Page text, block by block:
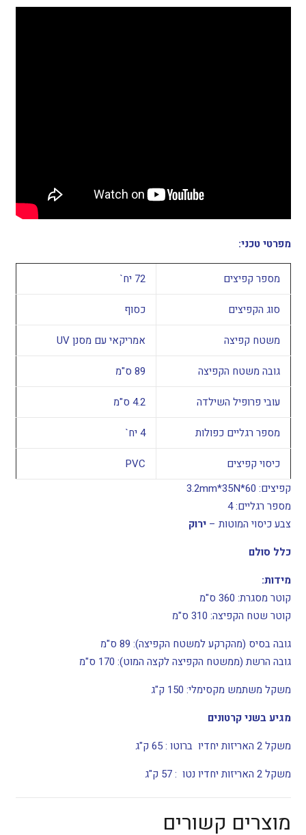
מפרטי טכני:
מספר קפיצים 72 יח`
סוג הקפיצים כסוף
משטח קפיצה אמריקאי עם מסנן UV
גובה משטח הקפיצה 89 ס"מ
עובי פרופיל השילדה 4.2 ס"מ
מספר רגליים כפולות 4 יח`
כיסוי קפיצים
PVC
קפיצים: 60*3.2mm*35N
מספר רגליים: 4
צבע כיסוי המוטות –ירוק
כלל סולם
מידות:
קוטר מסגרת: 360 ס"מ
קוטר שטח הקפיצה: 310 ס"מ
גובה בסיס (מהקרקע למשטח הקפיצה): 89 ס"מ
גובה הרשת (ממשטח הקפיצה לקצה המוט): 170 ס"מ
משקל משתמש מקסימלי: 150 ק"ג
מגיע בשני קרטונים
משקל 2 האריזות יחדיו ברוטו : 65 ק"ג
משקל 2 האריזות יחדיו נטו : 57 ק"ג
מוצרים קשורים